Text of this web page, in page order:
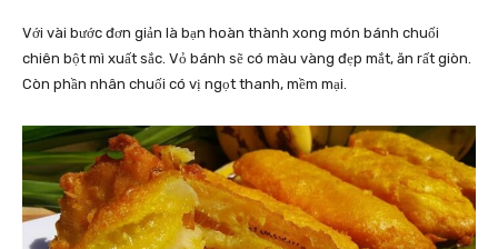
Với vài bước đơn giản là bạn hoàn thành xong món bánh chuối
chiên bột mì xuất sắc. Vỏ bánh sẽ có màu vàng đẹp mắt, ăn rất giòn.
Còn phần nhân chuối có vị ngọt thanh, mềm mại.